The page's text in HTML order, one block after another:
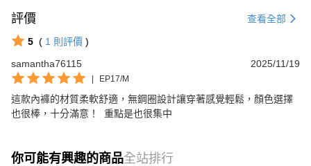
評價 查看全部
5 ( 1 則評價 )
samantha76115
2025/11/19
EP17/M
這款內褲的材質柔軟舒適，無鋼圈設計讓穿著感覺輕鬆，顏色選擇
也很棒，十分滿意！  重點是也很集中
你可能有興趣的商品全站排行